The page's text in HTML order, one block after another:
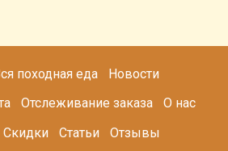
походная еда
Новости
Отслеживание заказа
О нас
Скидки Статьи
Отзывы